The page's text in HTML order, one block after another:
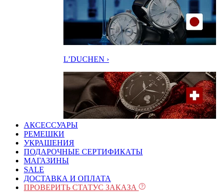
L’DUCHEN ›
АКСЕССУАРЫ
РЕМЕШКИ
УКРАШЕНИЯ
ПОДАРОЧНЫЕ СЕРТИФИКАТЫ
МАГАЗИНЫ
SALE
ДОСТАВКА И ОПЛАТА
ПРОВЕРИТЬ СТАТУС ЗАКАЗА